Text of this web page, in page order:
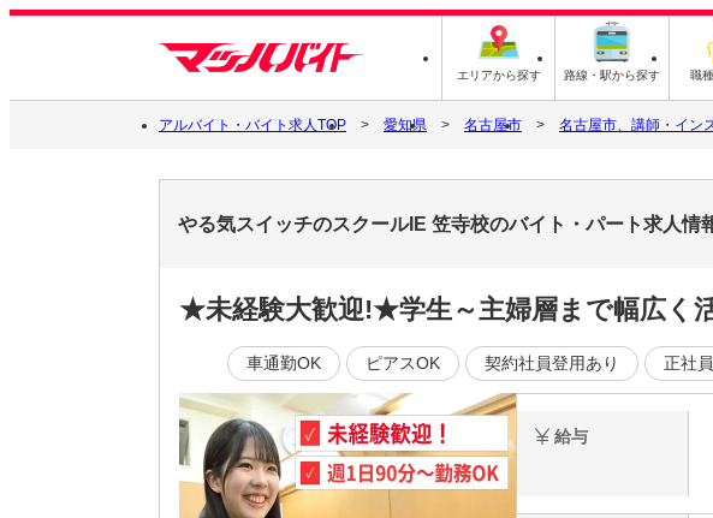
エリアから探す 路線・駅から探す 職
アルバイト・バイト求人TOP 愛知県 名古屋市 名古屋市、講師・イン
やる気スイッチのスクールIE 笠寺校のバイト・パート求人情
★未経験大歓迎!★学生～主婦層まで幅広く
車通勤OK ピアスOK 契約社員登用あり 正社
給与